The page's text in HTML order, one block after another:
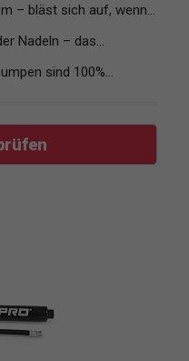
– bläst sich auf, wenn...
Nadeln – das...
sind 100%...